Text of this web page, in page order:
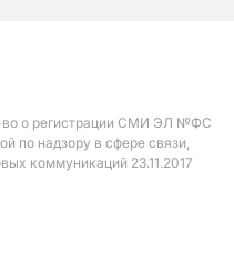
о регистрации СМИ ЭЛ №ФС
по надзору в сфере связи,
коммуникаций 23.11.2017